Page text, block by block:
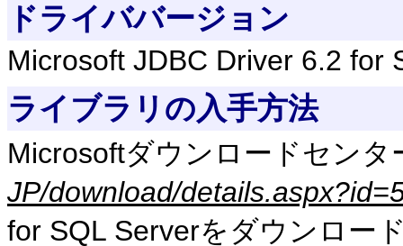
ドライババージョン
Microsoft JDBC Driver 6.2 for
ライブラリの入手方法
Microsoftダウンロードセンタ
JP/download/
for SQL Serverをダウンロー